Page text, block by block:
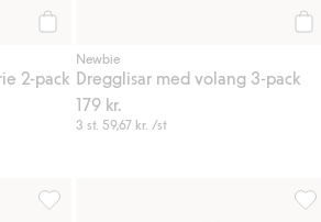
2-pack
Newbie
Dregglisar med volang 3-pack
179 kr.
3 st. 59,67 kr. /st